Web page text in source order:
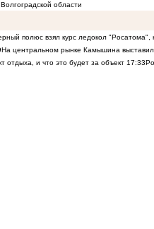
области
полюс взял курс ледокол
На центральном рынке Камышина
отдыха, и что это будет за объект 17:33